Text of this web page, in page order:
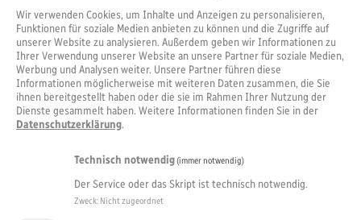
Wir verwenden Cookies, um Inhalte und Anzeigen zu personalisieren,
Funktionen für soziale Medien anbieten zu können und die Zugriffe auf
unserer Website zu analysieren. Außerdem geben wir Informationen zu
Ihrer Verwendung unserer Website an unsere Partner für soziale Medien,
Werbung und Analysen weiter. Unsere Partner führen diese
Informationen möglicherweise mit weiteren Daten zusammen, die Sie
ihnen bereitgestellt haben oder die sie im Rahmen Ihrer Nutzung der
Dienste gesammelt haben. Weitere Informationen finden Sie in der
Datenschutzerklärung.
Technisch notwendig(immer notwendig)
Der Service oder das Skript ist technisch notwendig.
Zweck: Nicht zugeordnet